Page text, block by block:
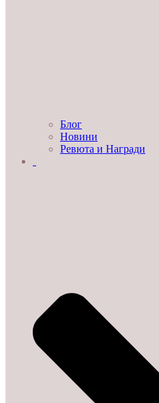
Блог
Новини
Ревюта и Награди